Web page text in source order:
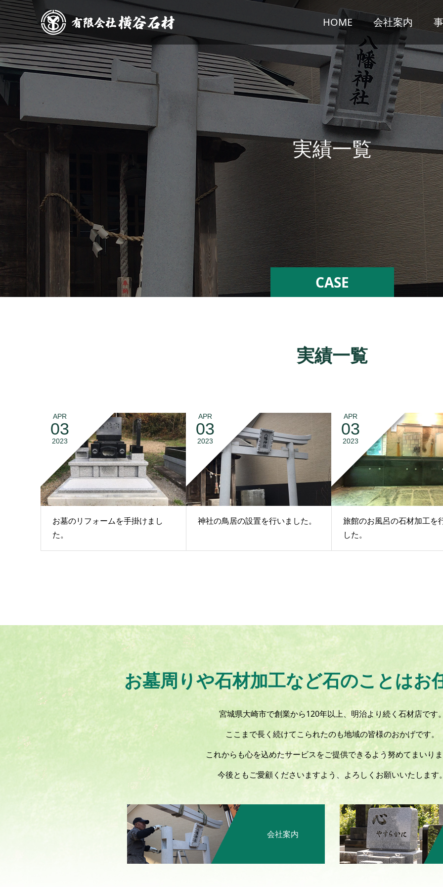
HOME 会社案内
CASE
実績一覧
実績一覧
APR
03
2023
お墓のリフォームを手掛けまし
た。
APR
03
2023
神社の鳥居の設置を行いました。
APR
03
2023
旅館のお風呂の石材加工を
した。
お墓周りや石材加工など石のことはお
宮城県大崎市で創業から120年以上、明治より続く石材店です
ここまで長く続けてこられたのも地域の皆様のおかげです。
これからも心を込めたサービスをご提供できるよう努めてまいり
今後ともご愛顧くださいますよう、よろしくお願いいたします
会社案内